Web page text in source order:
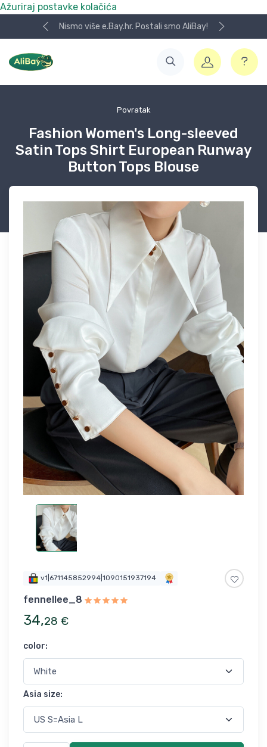
Ažuriraj postavke kolačića
Nismo više e.Bay.hr. Postali smo AliBay!
Povratak
Fashion Women's Long-sleeved
Satin Tops Shirt European Runway
Button Tops Blouse
v1|671145852994|1090151937194
fennellee_8
34,28 €
color:
Asia size: